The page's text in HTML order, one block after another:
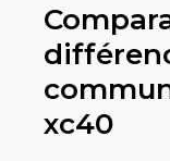
xc40